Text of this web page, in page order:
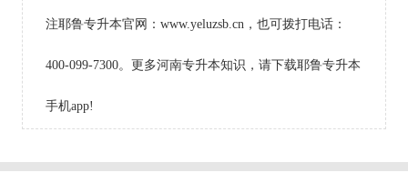
注耶鲁专升本官网：www.yeluzsb.cn，也可拨打电话：
400-099-7300。更多河南专升本知识，请下载耶鲁专升本
手机app!